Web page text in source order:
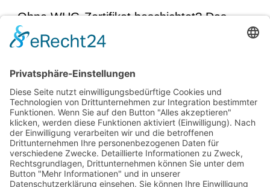
Ohne WHG-Zertifikat beschichtet? Das
kann für Malerbetriebe teuer werden!
Weiterlesen